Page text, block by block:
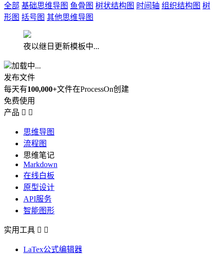
全部 基础思维导图 鱼骨图 树状结构图 时间轴 组织结构图 树
形图 括号图 其他思维导图
夜以继日更新模板中...
加载中...
发布文件
每天有100,000+文件在ProcessOn创建
免费使用
产品  
思维导图
流程图
思维笔记
Markdown
在线白板
原型设计
API服务
智能图形
实用工具  
LaTex公式编辑器